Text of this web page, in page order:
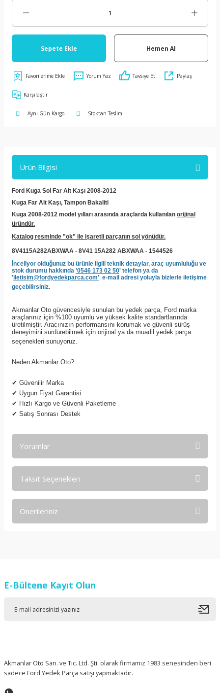
Sepete Ekle Hemen Al
Yorum Yaz Tavsiye Et Paylaş
Karşılaştır
Aynı Gün Kargo Stoktan Teslim
Ürün Bilgisi
Ford Kuga Sol Far Alt Kaşı 2008-2012
Kuga Far Alt Kaşı, Tampon Bakaliti
Kuga 2008-2012 model yılları arasında araçlarda kullanılan orijinal
üründür.
Katalog resminde "ok" ile işaretli parçanın sol yönüdür.
8V4115A282ABXWAA - 8V41 15A282 ABXWAA - 1544526
İnceliyor olduğunuz bu ürünle ilgili teknik detaylar, araç uyumluluğu ve
stok durumu hakkında '0546 173 02 50' telefon ya da
'iletisim@fordyedekparca.com' e-mail adresi yoluyla bizlerle iletişime
geçebilirsiniz.
Akmanlar Oto güvencesiyle sunulan bu yedek parça, Ford marka
araçlarınız için %100 uyumlu ve yüksek kalite standartlarında
üretilmiştir. Aracınızın performansını korumak ve güvenli sürüş
deneyimini sürdürebilmek için orijinal ya da muadil yedek parça
seçenekleri sunuyoruz.
Neden Akmanlar Oto?
✔ Güvenilir Marka
✔ Uygun Fiyat Garantisi
✔ Hızlı Kargo ve Güvenli Paketleme
✔ Satış Sonrası Destek
Yorumlar
Taksit Seçenekleri
Önerileriniz
Ürün resmi kalitesiz, bozuk veya görüntülenemiyor.
E-Bültene Kayıt Olun
Akmanlar Oto San. ve Tic. Ltd. Şti. olarak firmamız 1983 senesinden beri
sadece Ford Yedek Parça satışı yapmaktadır.